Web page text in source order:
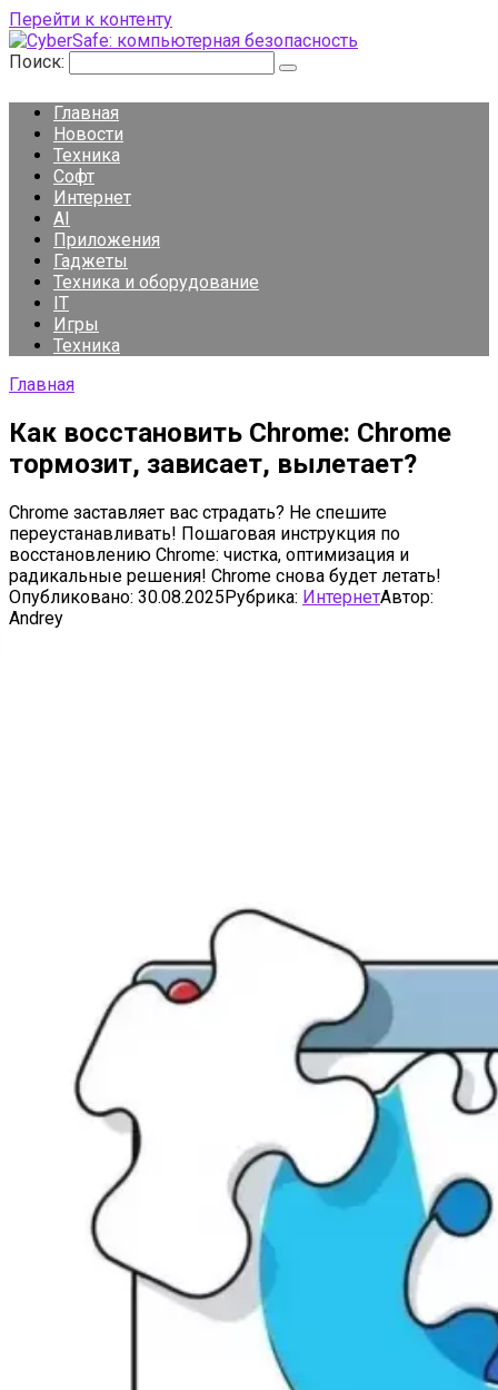
Перейти к контенту
Поиск:
Главная
Новости
Техника
Софт
Интернет
AI
Приложения
Гаджеты
Техника и оборудование
IT
Игры
Техника
Главная
Как восстановить Chrome: Chrome
тормозит, зависает, вылетает?
Chrome заставляет вас страдать? Не спешите
переустанавливать! Пошаговая инструкция по
восстановлению Chrome: чистка, оптимизация и
радикальные решения! Chrome снова будет летать!
Опубликовано: 30.08.2025Рубрика: ИнтернетАвтор:
Andrey